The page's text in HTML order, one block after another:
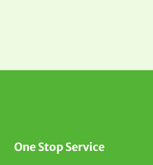
One Stop Service